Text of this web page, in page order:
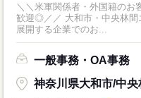
＼＼米軍関係者・外国籍のお
歓迎◎／／ 大和市・中央林間エリアで地域密着の不動産サービスを
展開する企業でのお...
一般事務・OA事務
神奈川県大和市/中央